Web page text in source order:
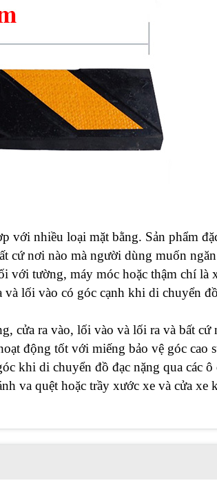
với nhiều loại mặt bằng. Sản phẩm
cứ nơi nào mà người dùng muốn
với tường, máy móc hoặc thậm chí là
lối vào có góc cạnh khi di chuyển
cửa ra vào, lối vào và lối ra và bất cứ
động tốt với miếng bảo vệ góc cao
khi di chuyển đồ đạc nặng qua các ô
va quệt hoặc trầy xước xe và cửa xe